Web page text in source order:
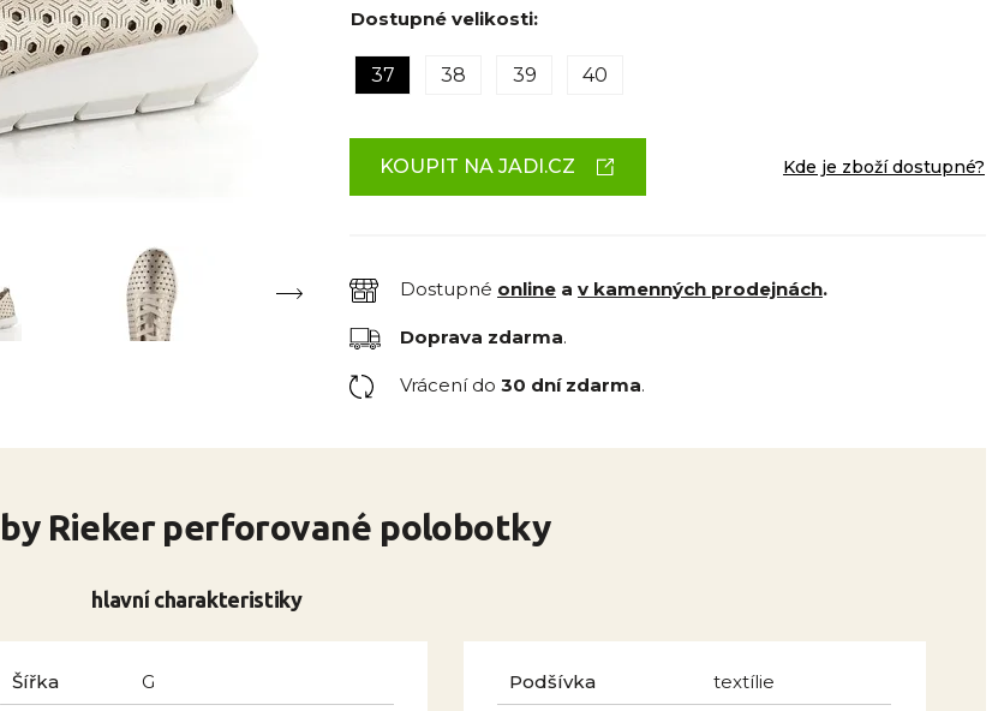
Dostupné velikosti:
37 38 39 40
KOUPIT NA JADI.CZ Kde je zboží dostupné?
Dostupné online a v kamenných prodejnách.
Doprava zdarma.
Vrácení do 30 dní zdarma.
Rieker perforované polobotky
hlavní charakteristiky
Šířka
G
Podšívka
textílie